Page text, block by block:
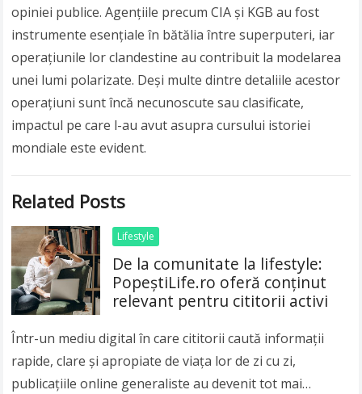
opiniei publice. Agențiile precum CIA și KGB au fost
instrumente esențiale în bătălia între superputeri, iar
operațiunile lor clandestine au contribuit la modelarea
unei lumi polarizate. Deși multe dintre detaliile acestor
operațiuni sunt încă necunoscute sau clasificate,
impactul pe care l-au avut asupra cursului istoriei
mondiale este evident.
Related Posts
Lifestyle
De la comunitate la lifestyle:
PopeștiLife.ro oferă conținut
relevant pentru cititorii activi
Într-un mediu digital în care cititorii caută informații
rapide, clare și apropiate de viața lor de zi cu zi,
publicațiile online generaliste au devenit tot mai